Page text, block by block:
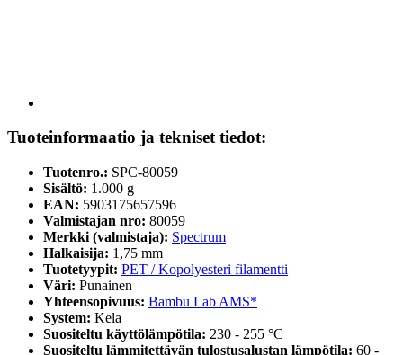
Tuoteinformaatio ja tekniset tiedot:
Tuotenro.: SPC-80059
Sisältö: 1.000 g
EAN: 5903175657596
Valmistajan nro: 80059
Merkki (valmistaja): Spectrum
Halkaisija: 1,75 mm
Tuotetyypit: PET / Kopolyesteri filamentti
Väri: Punainen
Yhteensopivuus: Bambu Lab AMS*
System: Kela
Suositeltu käyttölämpötila: 230 - 255 °C
Suositeltu lämmitettävän tulostusalustan lämpötila: 60 -